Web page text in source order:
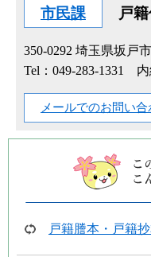
市民課 戸
350-0292 埼玉県坂戸
Tel：049-283-1331 内
メールでのお問い
戸籍謄本・戸籍